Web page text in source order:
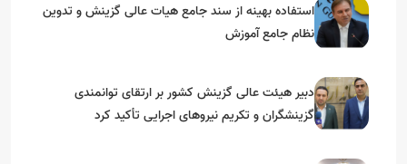
استفاده بهینه از سند جامع هیات عالی گزینش و‌ تدوین
نظام جامع آموزش
دبیر هیئت عالی گزینش کشور بر ارتقای توانمندی
گزینشگران و تکریم نیروهای اجرایی تأکید کرد